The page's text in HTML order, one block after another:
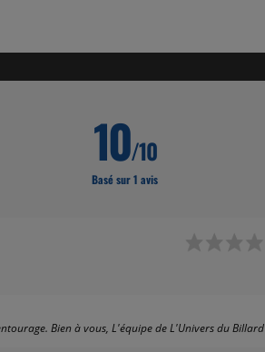
10/10
Basé sur 1 avis
Bien à vous, L'équipe de L'Univers du Billard